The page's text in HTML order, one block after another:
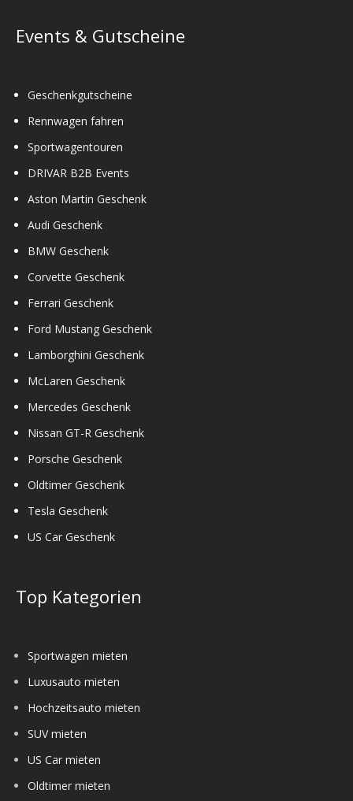
Events & Gutscheine
Geschenkgutscheine
Rennwagen fahren
Sportwagentouren
DRIVAR B2B Events
Aston Martin Geschenk
Audi Geschenk
BMW Geschenk
Corvette Geschenk
Ferrari Geschenk
Ford Mustang Geschenk
Lamborghini Geschenk
McLaren Geschenk
Mercedes Geschenk
Nissan GT-R Geschenk
Porsche Geschenk
Oldtimer Geschenk
Tesla Geschenk
US Car Geschenk
Top Kategorien
Sportwagen mieten
Luxusauto mieten
Hochzeitsauto mieten
SUV mieten
US Car mieten
Oldtimer mieten